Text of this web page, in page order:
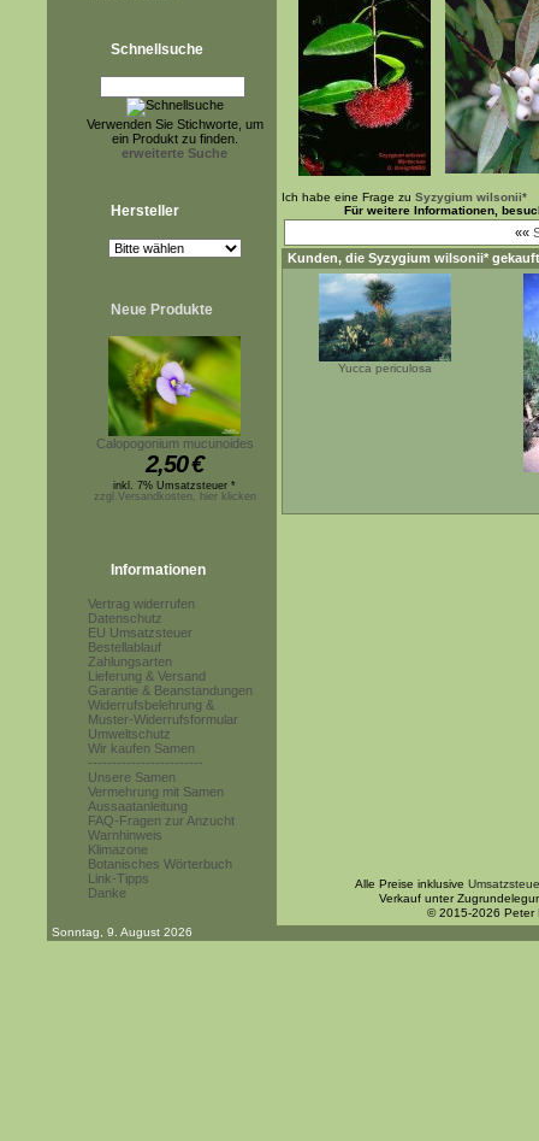
Schnellsuche
Verwenden Sie Stichworte, um
ein Produkt zu finden.
erweiterte Suche
Hersteller
Neue Produkte
Calopogonium mucunoides
2,50€
inkl. 7% Umsatzsteuer *
zzgl.Versandkosten, hier klicken
Informationen
Vertrag widerrufen
Datenschutz
EU Umsatzsteuer
Bestellablauf
Zahlungsarten
Lieferung & Versand
Garantie & Beanstandungen
Widerrufsbelehrung &
Muster-Widerrufsformular
Umweltschutz
Wir kaufen Samen
------------------------
Unsere Samen
Vermehrung mit Samen
Aussaatanleitung
FAQ-Fragen zur Anzucht
Warnhinweis
Klimazone
Botanisches Wörterbuch
Link-Tipps
Danke
Ich habe eine Frage zu Syzygium wilsonii*
Für weitere Informationen,
««
Kunden, die Syzygium wilsonii*
Yucca periculosa
Alle Preise inklusive
Verkauf unter
© 2015-2026 Peter
Sonntag, 9. August 2026